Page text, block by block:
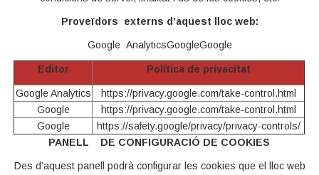
Proveïdors externs d’aquest lloc web:
Google AnalyticsGoogleGoogle
Editor Política de privacitat
Google Analytics
https://privacy.google.com/take-control.html
Google
https://privacy.google.com/take-control.html
Google
https://safety.google/privacy/privacy-controls/
PANELL DE CONFIGURACIÓ DE COOKIES
Des d’aquest panell podrà configurar les cookies que el lloc web